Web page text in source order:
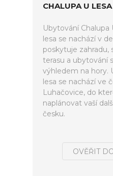
CHALUPA U LESA
Ubytování Chalupa
lesa se nachází v
poskytuje zahradu,
terasu a ubytování
výhledem na hory.
lesa se nachází ve
Luhačovice, do
naplánovat vaší
česku.
OVĚŘIT